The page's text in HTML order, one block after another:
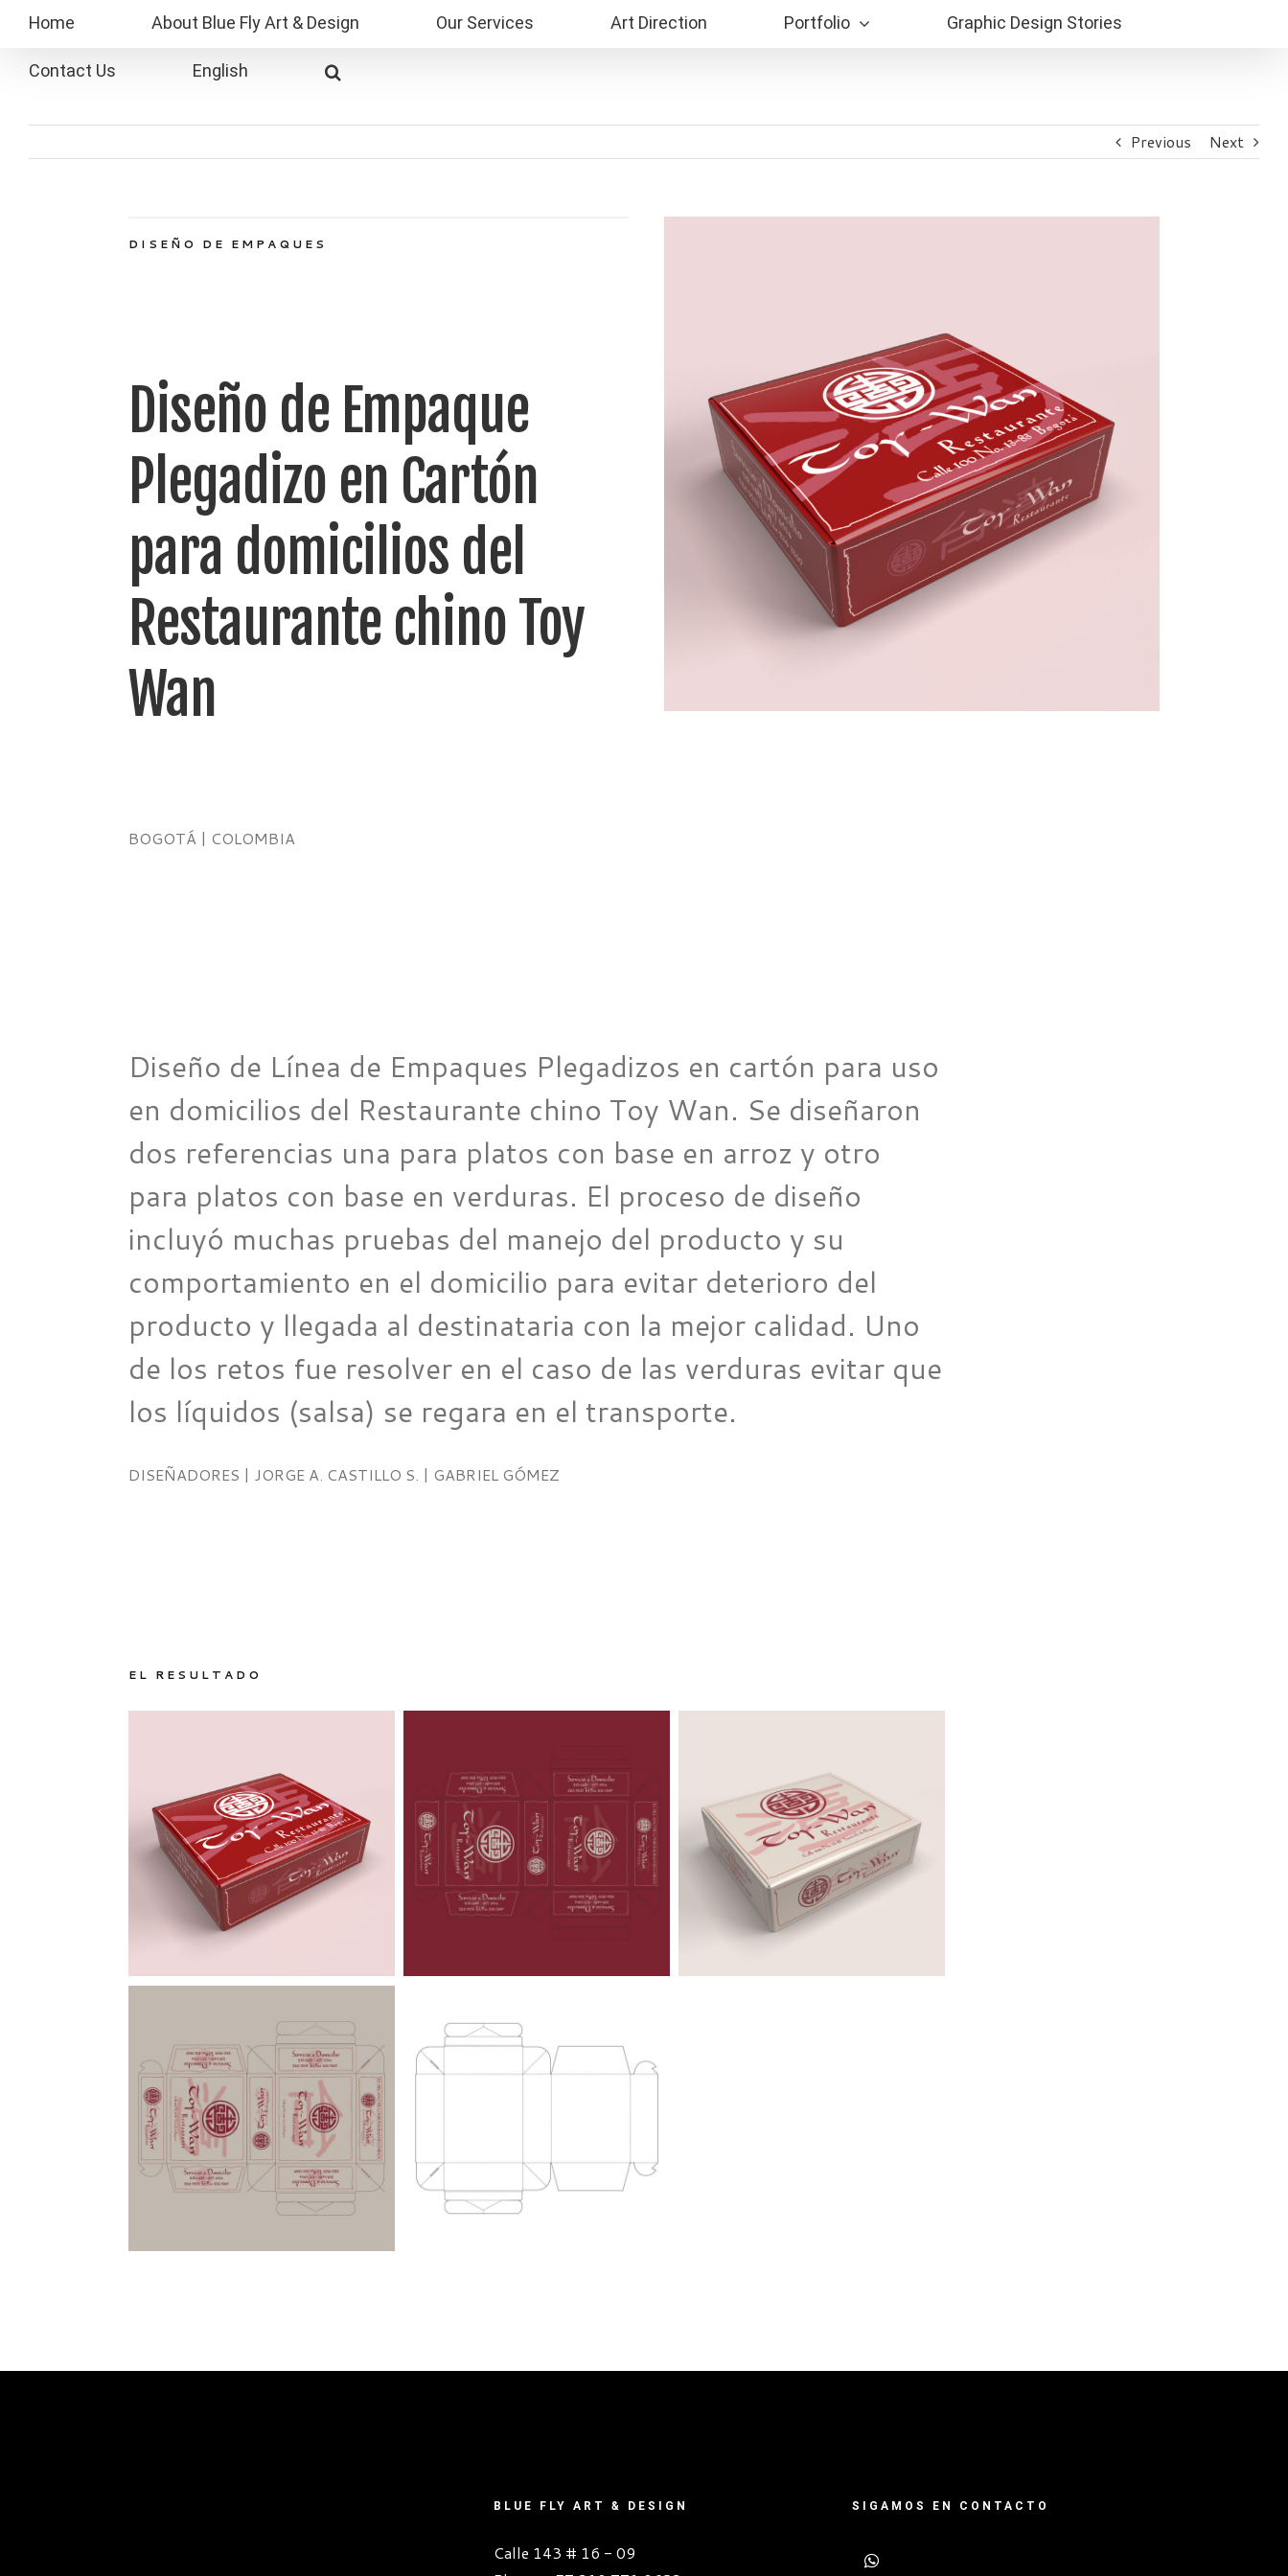
Skip
content
Home About Blue Fly Art & Design Our Services Art Direction Portfolio
Graphic Design Stories
Contact Us
English
Previous Next
DISEÑO DE EMPAQUES
Diseño de Empaque
Plegadizo en Cartón
para domicilios del
Restaurante chino Toy
Wan
BOGOTÁ | COLOMBIA
Diseño de Línea de Empaques Plegadizos en cartón para uso
en domicilios del Restaurante chino Toy Wan. Se diseñaron
dos referencias una para platos con base en arroz y otro
para platos con base en verduras. El proceso de diseño
incluyó muchas pruebas del manejo del producto y su
comportamiento en el domicilio para evitar deterioro del
producto y llegada al destinataria con la mejor calidad. Uno
de los retos fue resolver en el caso de las verduras evitar que
los líquidos (salsa) se regara en el transporte.
DISEÑADORES | JORGE A. CASTILLO S. | GABRIEL GÓMEZ
EL RESULTADO
BLUE FLY ART & DESIGN
Calle 143 # 16 - 09
SIGAMOS EN CONTACTO